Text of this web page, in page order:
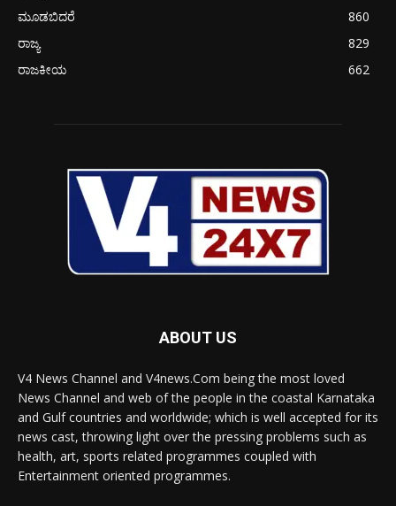
ಮೂಡಬಿದರೆ
860
ರಾಜ್ಯ
829
ರಾಜಕೀಯ
662
ABOUT US
V4 News Channel and V4news.Com being the most loved
News Channel and web of the people in the coastal Karnataka
and Gulf countries and worldwide; which is well accepted for its
news cast, throwing light over the pressing problems such as
health, art, sports related programmes coupled with
Entertainment oriented programmes.